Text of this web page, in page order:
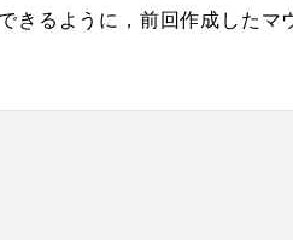
きるように，前回作成したマ